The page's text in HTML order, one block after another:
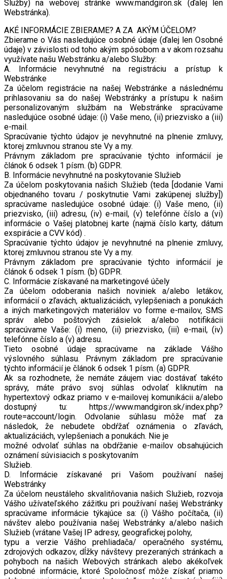
Služby) na webovej stránke www.mandgiron.sk (ďalej len
Webstránka).
AKÉ INFORMÁCIE ZBIERAME? A ZA AKÝM ÚČELOM?
Zbierame o Vás nasledujúce osobné údaje (ďalej len Osobné
údaje) v závislosti od toho akým spôsobom a v akom rozsahu
využívate našu Webstránku a/alebo Služby:
A. Informácie nevyhnutné na registráciu a prístup k
Webstránke
Za účelom registrácie na našej Webstránke a následnému
prihlasovaniu sa do našej Webstránky a prístupu k našim
personalizovaným službám na Webstránke spracúvame
nasledujúce osobné údaje: (i) Vaše meno, (ii) priezvisko a (iii)
e-mail.
Spracúvanie týchto údajov je nevyhnutné na plnenie zmluvy,
ktorej zmluvnou stranou ste Vy a my.
Právnym základom pre spracúvanie týchto informácií je
článok 6 odsek 1 písm. (b) GDPR.
B. Informácie nevyhnutné na poskytovanie Služieb
Za účelom poskytovania našich Služieb (teda [dodanie Vami
objednaného tovaru / poskytnutie Vami zakúpenej služby])
spracúvame nasledujúce osobné údaje: (i) Vaše meno, (ii)
priezvisko, (iii) adresu, (iv) e-mail, (v) telefónne číslo a (vi)
informácie o Vašej platobnej karte (najmä číslo karty, dátum
exspirácie a CVV kód) .
Spracúvanie týchto údajov je nevyhnutné na plnenie zmluvy,
ktorej zmluvnou stranou ste Vy a my.
Právnym základom pre spracúvanie týchto informácií je
článok 6 odsek 1 písm. (b) GDPR.
C. Informácie získavané na marketingové účely
Za účelom odoberania našich noviniek a/alebo letákov,
informácií o zľavách, aktualizáciách, vylepšeniach a ponukách
a iných marketingových materiálov vo forme e-mailov, SMS
správ alebo poštových zásielok a/alebo notifikácii
spracúvame Vaše: (i) meno, (ii) priezvisko, (iii) e-mail, (iv)
telefónne číslo a (v) adresu.
Tieto osobné údaje spracúvame na základe Vášho
výslovného súhlasu. Právnym základom pre spracúvanie
týchto informácií je článok 6 odsek 1 písm. (a) GDPR.
Ak sa rozhodnete, že nemáte záujem viac dostávať takéto
správy, máte právo svoj súhlas odvolať kliknutím na
hypertextový odkaz priamo v e-mailovej komunikácii a/alebo
dostupný tu: https://www.mandgiron.sk/index.php?
route=account/login. Odvolanie súhlasu môže mať za
následok, že nebudete obdŕžať oznámenia o zľavách,
aktualizáciách, vylepšeniach a ponukách. Nie je
možné odvolať súhlas na obdŕžanie e-mailov obsahujúcich
oznámení súvisiacich s poskytovaním
Služieb.
D. Informácie získavané pri Vašom používaní našej
Webstránky
Za účelom neustáleho skvalitňovania našich Služieb, rozvoja
Vášho užívateľského zážitku pri používaní našej Webstránky
spracúvame informácie týkajúce sa: (i) Vášho počítača, (ii)
návštev alebo používania našej Webstránky a/alebo našich
Služieb (vrátane Vašej IP adresy, geografickej polohy,
typu a verzie Vášho prehliadača/ operačného systému,
zdrojových odkazov, dĺžky návštevy prezeraných stránkach a
pohyboch na našich Webových stránkach alebo akékoľvek
podobné informácie, ktoré Spoločnosť môže získať priamo